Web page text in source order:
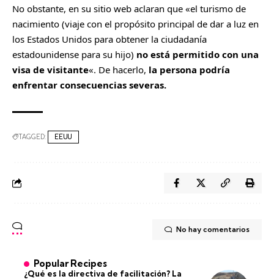
No obstante, en su sitio web aclaran que «el turismo de
nacimiento (viaje con el propósito principal de dar a luz en
los Estados Unidos para obtener la ciudadanía
estadounidense para su hijo) no está permitido con una
visa de visitante«. De hacerlo, la persona podría
enfrentar consecuencias severas.
TAGGED: EEUU
No hay comentarios
Popular Recipes
¿Qué es la directiva de facilitación? La